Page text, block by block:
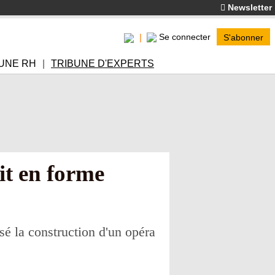
Newsletter
Se connecter S'abonner
RH TRIBUNE D'EXPERTS
en forme
la construction d'un opéra